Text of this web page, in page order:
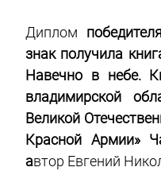
Диплом
знак получила
Навечно в небе.
владимирской
Великой
Красной Армии»
автор Евгений